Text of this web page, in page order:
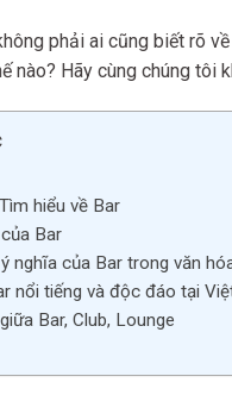
phải ai cũng biết rõ
nào? Hãy cùng chúng tôi
hiểu về Bar
Bar
nghĩa của Bar trong văn
nổi tiếng và độc đáo tại
Bar, Club, Lounge